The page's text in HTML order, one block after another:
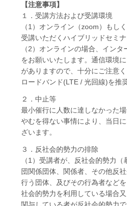
【注意事項】
１．受講方法および受講環境
（1）オンライン（zoom）もし
受講いただくハイブリッドセミ
（2）オンラインの場合、イン
をお願いいたします。通信環境
がありますので、十分にご注意
ロードバンド(LTE / 光回線)を推
２．中止等
最小催行に人数に達しなかった
やむを得ない事情により、当日
ざいます。
３．反社会的勢力の排除
（1）受講者が、反社会的勢力
団関係団体、関係者、その他反
行う団体、及びその行為者など
社会的勢力を利用している場合